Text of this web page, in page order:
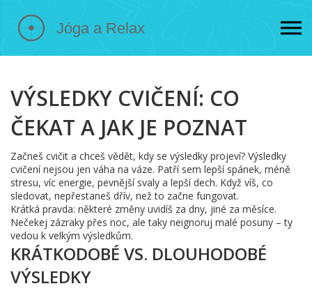
VÝSLEDKY CVIČENÍ: CO
ČEKAT A JAK JE POZNAT
Začneš cvičit a chceš vědět, kdy se výsledky projeví? Výsledky
cvičení nejsou jen váha na váze. Patří sem lepší spánek, méně
stresu, víc energie, pevnější svaly a lepší dech. Když víš, co
sledovat, nepřestaneš dřív, než to začne fungovat.
Krátká pravda: některé změny uvidíš za dny, jiné za měsíce.
Nečekej zázraky přes noc, ale taky neignoruj malé posuny – ty
vedou k velkým výsledkům.
KRÁTKODOBÉ VS. DLOUHODOBÉ
VÝSLEDKY